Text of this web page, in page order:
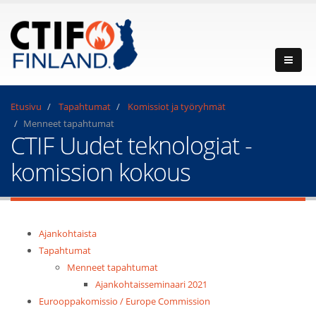
Etusivu Tapahtumat
Komissiot ja työryhmät
Menneet tapahtumat
CTIF Uudet teknologiat -
komission kokous
Ajankohtaista
Tapahtumat
Menneet tapahtumat
Ajankohtaisseminaari 2021
Eurooppakomissio / Europe Commission